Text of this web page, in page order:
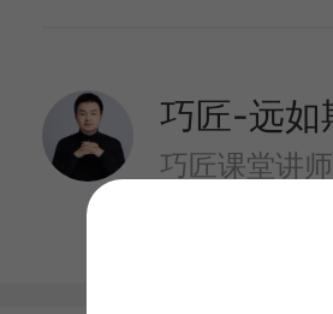
巧匠-远如
巧匠课堂讲师